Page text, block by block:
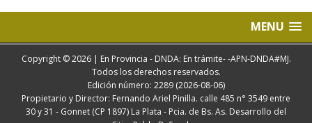
MENU
Copyright © 2026 | En Provincia - DNDA: En trámite- -APN-DNDA#MJ.
Todos los derechos reservados.
Edición número: 2289 (2026-08-06)
Propietario y Director: Fernando Ariel Pinilla. calle 485 n° 3549 entre
30 y 31 - Gonnet (CP 1897) La Plata - Pcia. de Bs. As. Desarrollo del